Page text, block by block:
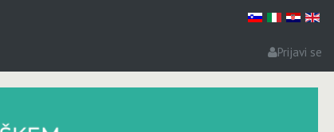
Prijavi se